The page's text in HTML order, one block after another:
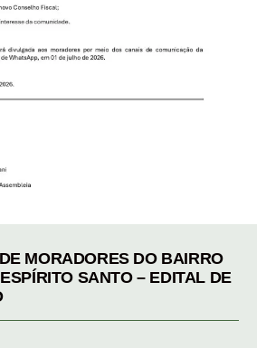
MORADORES DO BAIRRO
SANTO – EDITAL DE